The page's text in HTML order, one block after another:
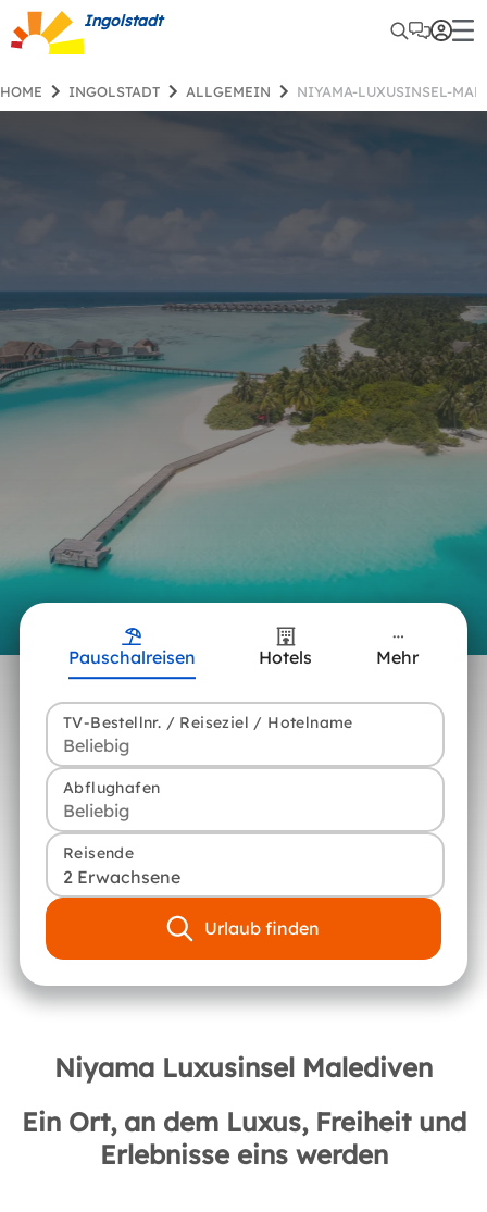
Ingolstadt
HOME INGOLSTADT ALLGEMEIN NIYAMA-LUXUSINSEL-
Pauschalreisen Hotels Mehr
TV-Bestellnr. / Reiseziel / Hotelname
Abflughafen
Reisende
2 Erwachsene
Urlaub finden
Niyama Luxusinsel Malediven
Ein Ort, an dem Luxus, Freiheit und
Erlebnisse eins werden